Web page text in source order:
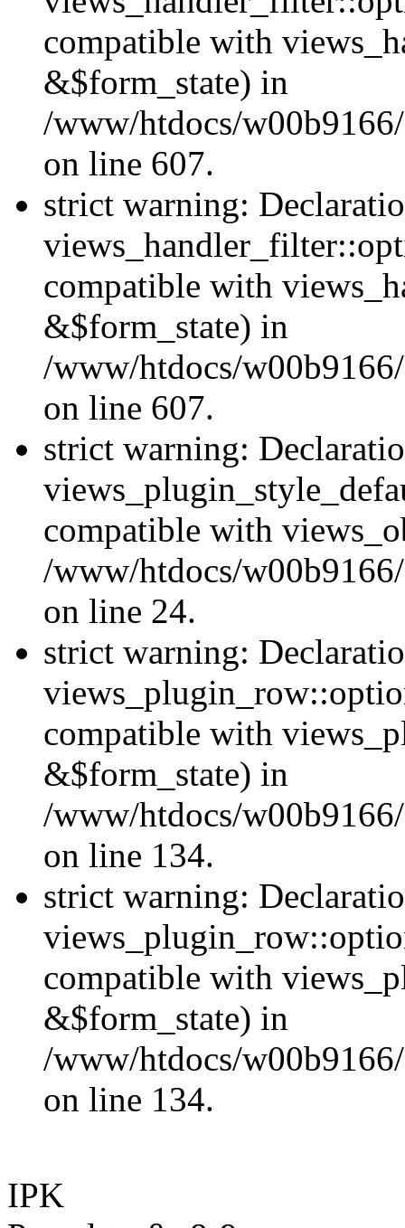
compatible with
&$form_state) in
/www/htdocs/
on line 607.
strict warning:
compatible with
&$form_state) in
/www/htdocs/
on line 607.
strict warning:
compatible with
/www/htdocs/
on line 24.
strict warning:
compatible with
&$form_state) in
/www/htdocs/
on line 134.
strict warning:
compatible with
&$form_state) in
/www/htdocs/
on line 134.
IPK